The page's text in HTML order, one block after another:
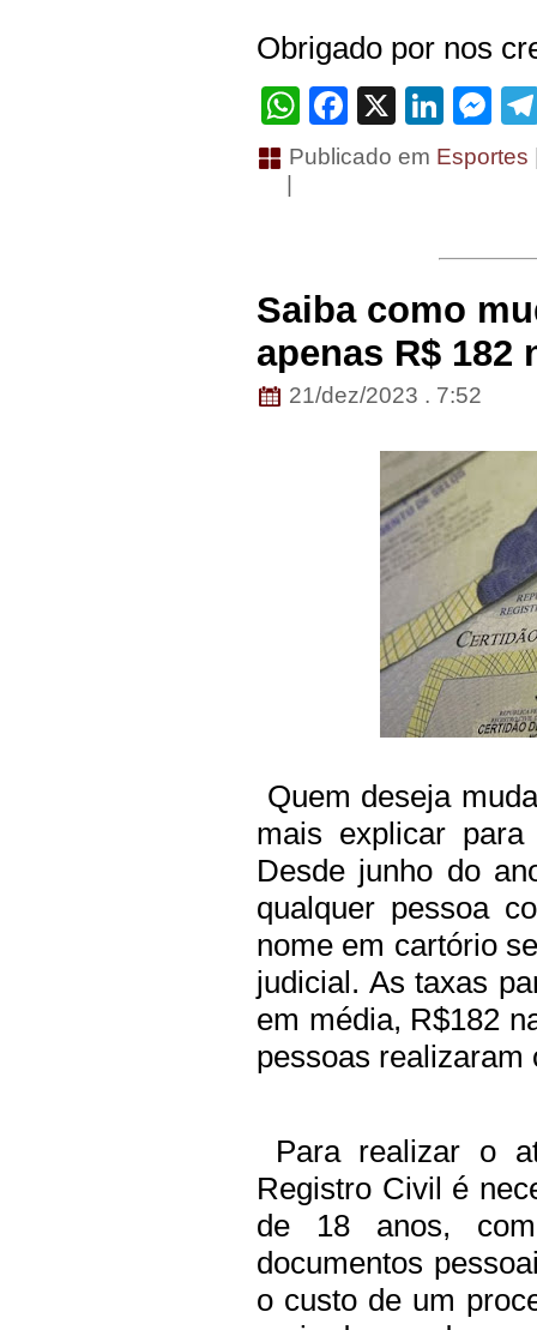
Obrigado por nos
WhatsApp
Facebook
X
Publicado em Esportes
Saiba como
apenas R$ 182
21/dez/2023 . 7:52
Quem deseja
mais explicar
Desde junho do
qualquer pessoa
nome em cartório
judicial. As taxas
em média, R$182
pessoas realizaram
Para realizar o
Registro Civil é
de 18 anos,
documentos
o custo de um